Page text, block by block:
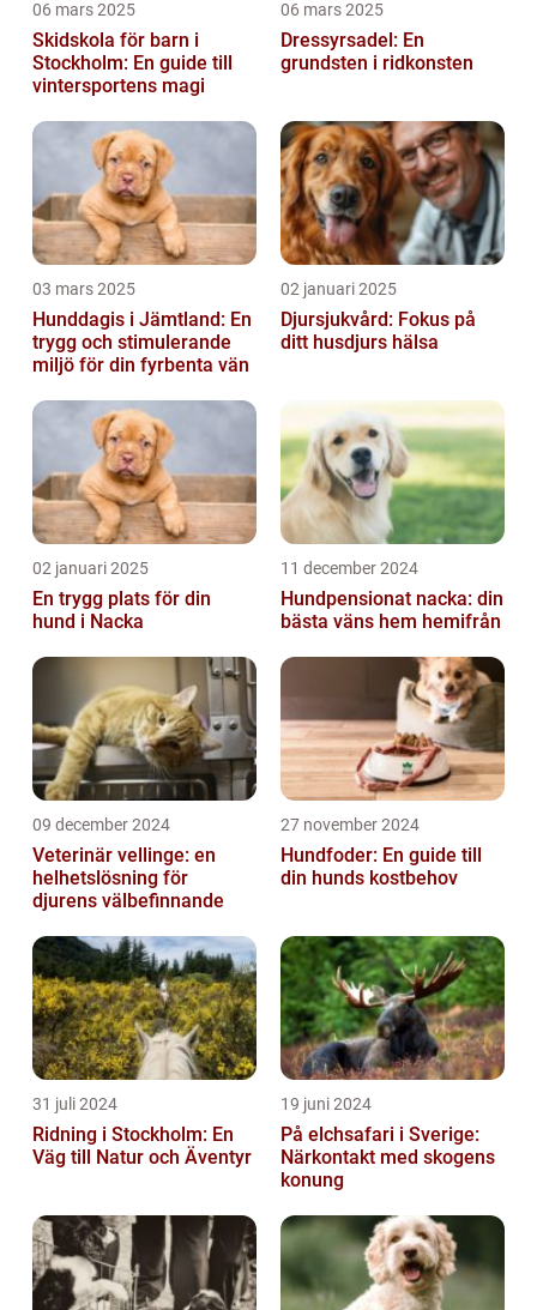
06 mars 2025
Skidskola för barn i
Stockholm: En guide till
vintersportens magi
06 mars 2025
Dressyrsadel: En
grundsten i ridkonsten
03 mars 2025
Hunddagis i Jämtland: En
trygg och stimulerande
miljö för din fyrbenta vän
02 januari 2025
Djursjukvård: Fokus på
ditt husdjurs hälsa
02 januari 2025
En trygg plats för din
hund i Nacka
11 december 2024
Hundpensionat nacka: din
bästa väns hem hemifrån
09 december 2024
Veterinär vellinge: en
helhetslösning för
djurens välbefinnande
27 november 2024
Hundfoder: En guide till
din hunds kostbehov
31 juli 2024
Ridning i Stockholm: En
Väg till Natur och Äventyr
19 juni 2024
På elchsafari i Sverige:
Närkontakt med skogens
konung